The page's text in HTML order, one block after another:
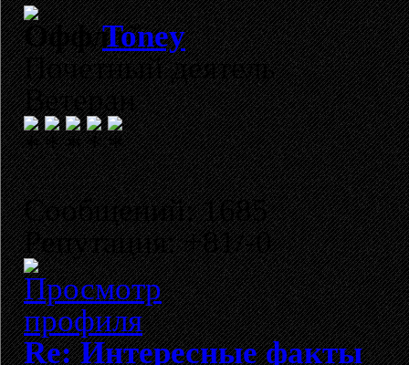
Toney
Почетный деятель
Ветеран
Сообщений: 1685
Репутация: +81/-0
Re: Интересные факты